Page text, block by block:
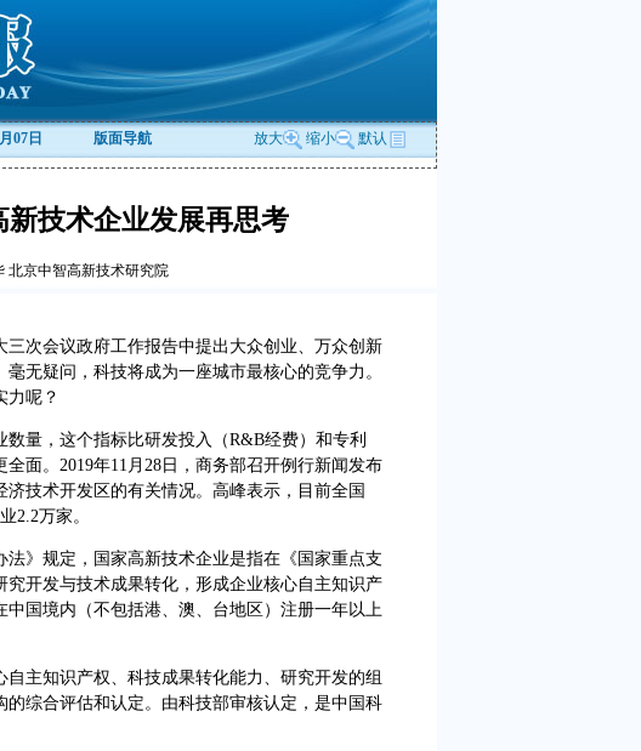
07日 版面导航 放大 缩小 默认
新技术企业发展再思考
北京中智高新技术研究院
次会议政府工作报告中提出大众创业、万众创新
无疑问，科技将成为一座城市最核心的竞争力。
力呢？
，这个指标比研发投入（R&B经费）和专利
面。2019年11月28日，商务部召开例行新闻发布
技术开发区的有关情况。高峰表示，目前全国
2.2万家。
》规定，国家高新技术企业是指在《国家重点支
开发与技术成果转化，形成企业核心自主知识产
国境内（不包括港、澳、台地区）注册一年以上
主知识产权、科技成果转化能力、研究开发的组
综合评估和认定。由科技部审核认定，是中国科